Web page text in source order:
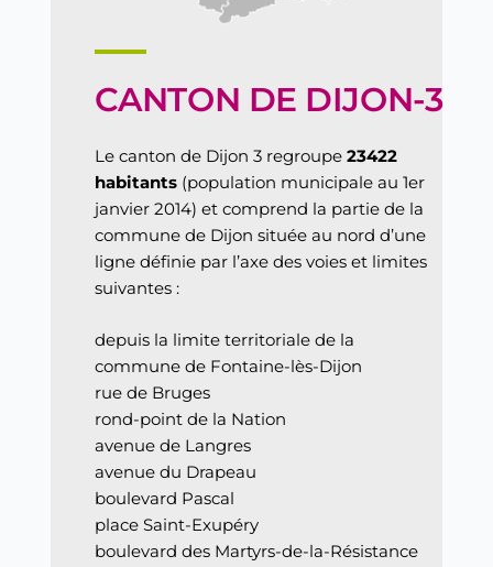
CANTON DE DIJON-3
Le canton de Dijon 3 regroupe23422
habitants(population municipale au 1er
janvier 2014) et comprend la partie de la
commune de Dijon située au nord d’une
ligne définie par l’axe des voies et limites
suivantes :
depuis la limite territoriale de la
commune de Fontaine-lès-Dijon
rue de Bruges
rond-point de la Nation
avenue de Langres
avenue du Drapeau
boulevard Pascal
place Saint-Exupéry
boulevard des Martyrs-de-la-Résistance